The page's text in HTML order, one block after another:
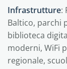
Infrastrutture:
Baltico, parchi
biblioteca
moderni, WiFi
regionale,